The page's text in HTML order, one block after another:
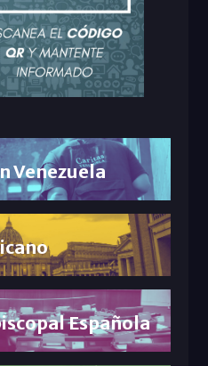
Venezuela
Española